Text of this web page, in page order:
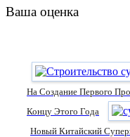
Ваша оценка
На Создание Первого
Концу Этого Года
Новый Китайский